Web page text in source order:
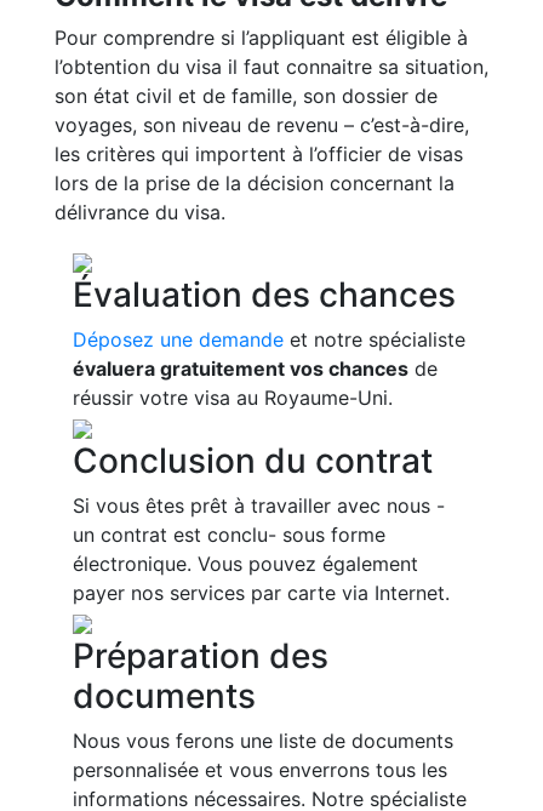
Pour comprendre si l’appliquant est éligible à
l’obtention du visa il faut connaitre sa situation,
son état civil et de famille, son dossier de
voyages, son niveau de revenu – c’est-à-dire,
les critères qui importent à l’officier de visas
lors de la prise de la décision concernant la
délivrance du visa.
Évaluation des chances
Déposez une demande et notre spécialiste
évaluera gratuitement vos chances de
réussir votre visa au Royaume-Uni.
Conclusion du contrat
Si vous êtes prêt à travailler avec nous -
un contrat est conclu- sous forme
électronique. Vous pouvez également
payer nos services par carte via Internet.
Préparation des
documents
Nous vous ferons une liste de documents
personnalisée et vous enverrons tous les
informations nécessaires. Notre spécialiste